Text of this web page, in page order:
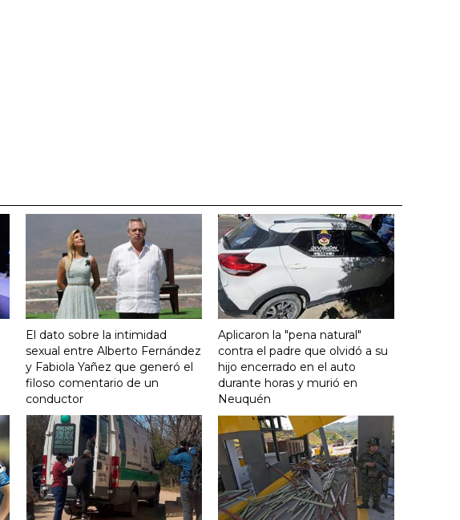
El dato sobre la intimidad
sexual entre Alberto Fernández
y Fabiola Yañez que generó el
filoso comentario de un
conductor
Aplicaron la "pena natural"
contra el padre que olvidó a su
hijo encerrado en el auto
durante horas y murió en
Neuquén